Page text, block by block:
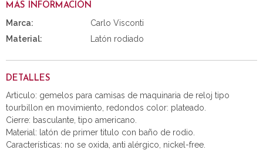
MÁS INFORMACIÓN
Marca:
Carlo Visconti
Material:
Latón rodiado
DETALLES
Articulo: gemelos para camisas de maquinaria de reloj tipo
tourbillon en movimiento, redondos color: plateado.
Cierre: basculante, tipo americano.
Material: latón de primer titulo con baño de rodio.
Características: no se oxida, anti alérgico, nickel-free.